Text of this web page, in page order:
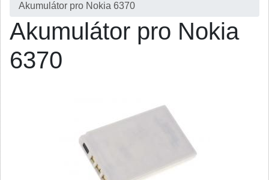
Akumulátor pro Nokia 6370
Akumulátor pro Nokia
6370